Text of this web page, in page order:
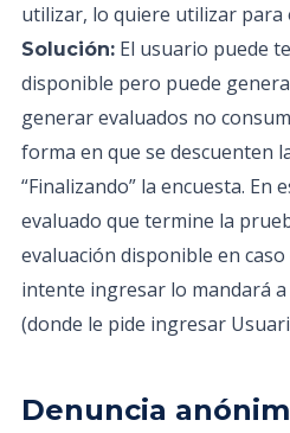
utilizar, lo quiere utilizar para
Solución: El usuario puede
disponible pero puede
generar evaluados no
forma en que se descuenten
“Finalizando” la encuesta. En
evaluado que termine la
evaluación disponible en
intente ingresar lo mandará
(donde le pide ingresar
Denuncia